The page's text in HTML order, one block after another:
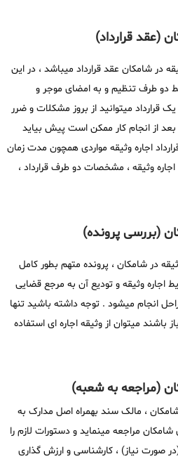
در شامکان عقد قرارداد میباشد ، در این
دو طرف تنظیم و به امضای موجر و
قرارداد میتوانید از بروز مشکلات و ضرر
بعد از انجام کار ممکن است پیش بیاید
اجاره وثیقه مواردی همچون مدت زمان
اجاره وثیقه ، مشخصات دو طرف قرارداد ،
در شامکان ، پرونده متهم بطور کامل
اجاره وثیقه و تودیع آن به مرجع قضایی
انجام میشود . توجه داشته باشید تنها
باشند میتوان از وثیقه اجاره ای استفاده
شامکان ، مالک سند بهمراه اصل مدارک به
مراجعه مینماید و دستورات لازم را
صورت نیاز) ، کارشناسی و ارزش گذاری